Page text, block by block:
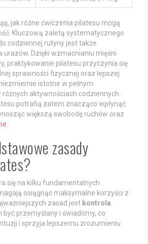
jak różne ćwiczenia pilatesu mogą
Kluczową zaletą systematycznego
codziennej rutyny jest także
urazów. Dzięki wzmacnianiu mięśni
praktykowanie pilatesu przyczynia się
sprawności fizycznej oraz lepszej
istotne w pełnym
różnych aktywnościach codziennych.
potrafią zatem znacząco wpłynąć
większą swobodę ruchów oraz
.
zasady
się na kilku fundamentalnych
osiągnąć maksymalne korzyści z
zasad jest kontrola.
być przemyślany i świadomy, co
i sprzyja lepszemu zrozumieniu